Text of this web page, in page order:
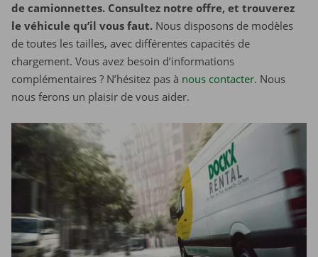
de camionnettes. Consultez notre offre, et trouverez
le véhicule qu’il vous faut. Nous disposons de modèles
de toutes les tailles, avec différentes capacités de
chargement. Vous avez besoin d’informations
complémentaires ? N’hésitez pas à nous contacter. Nous
nous ferons un plaisir de vous aider.